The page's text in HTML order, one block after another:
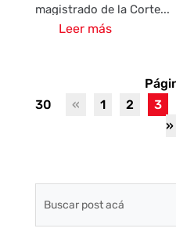
magistrado de la Corte...
Leer más
30
« 1 2 3
»